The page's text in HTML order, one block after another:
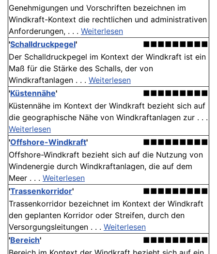
Genehmigungen und Vorschriften bezeichnen im
Windkraft-Kontext die rechtlichen und administrativen
Anforderungen, . . . Weiterlesen
'Schalldruckpegel'
■■■■■■■■■
Der Schalldruckpegel im Kontext der Windkraft ist ein
Maß für die Stärke des Schalls, der von
Windkraftanlagen . . . Weiterlesen
'Küstennähe'
■■■■■■■■■
Küstennähe im Kontext der Windkraft bezieht sich auf
die geographische Nähe von Windkraftanlagen zur . . .
Weiterlesen
'Offshore-Windkraft'
■■■■■■■■■
Offshore-Windkraft bezieht sich auf die Nutzung von
Windenergie durch Windkraftanlagen, die auf dem
Meer . . . Weiterlesen
'Trassenkorridor'
■■■■■■■■■
Trassenkorridor bezeichnet im Kontext der Windkraft
den geplanten Korridor oder Streifen, durch den
Versorgungsleitungen . . . Weiterlesen
'Bereich'
■■■■■■■■■